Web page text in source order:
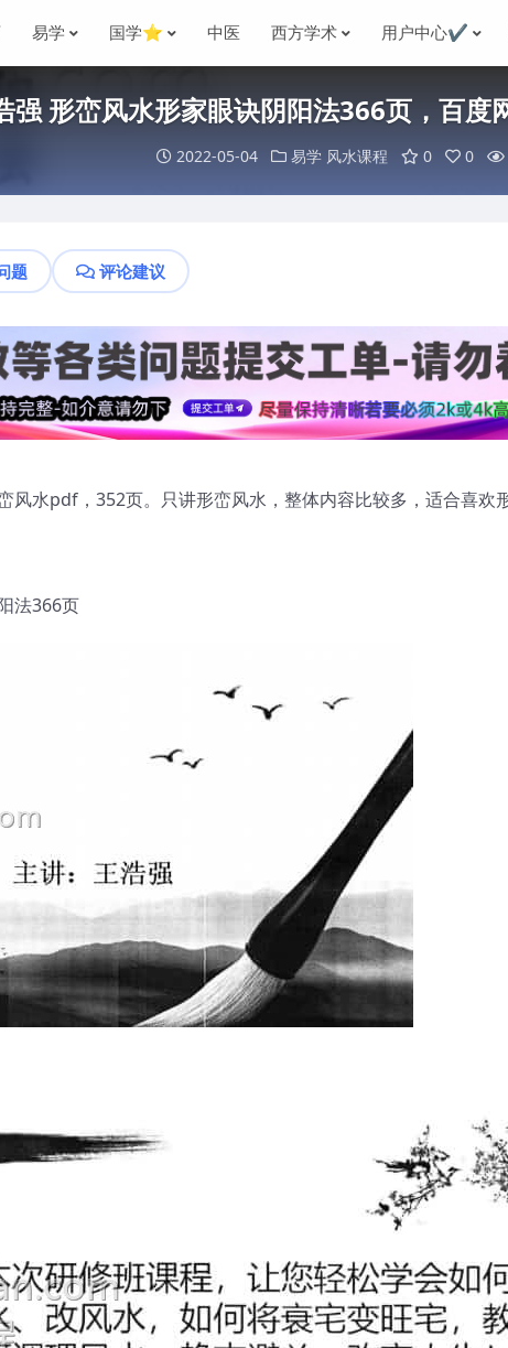
易学 国学⭐ 中医 西方学术 用户中心✔️
强 形峦风水形家眼诀阴阳法366页，百度
2022-05-04 易学 风水课程 0 0
题 评论建议
风水pdf，352页。只讲形峦风水，整体内容比较多，适合喜欢
法366页